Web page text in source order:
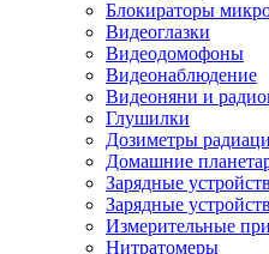
Блокираторы
Видеоглазки
Видеодомофоны
Видеонаблюдение
Видеоняни и
Глушилки
Дозиметры
Домашние
Зарядные
Зарядные
Измерительные
Нитратомеры